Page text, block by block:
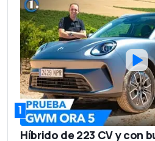
1
Híbrido de 223 CV y con